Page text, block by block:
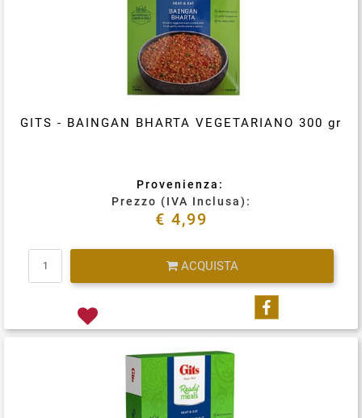
GITS - BAINGAN BHARTA VEGETARIANO 300 gr
Provenienza:
Prezzo (IVA Inclusa):
€ 4,99
ACQUISTA
Condividi su